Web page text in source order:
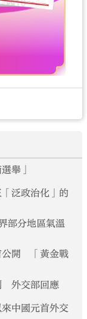
舉」
泛政治化」的
部分地區氣溫
公開 「黃金戰
外交部回應
中國元首外交